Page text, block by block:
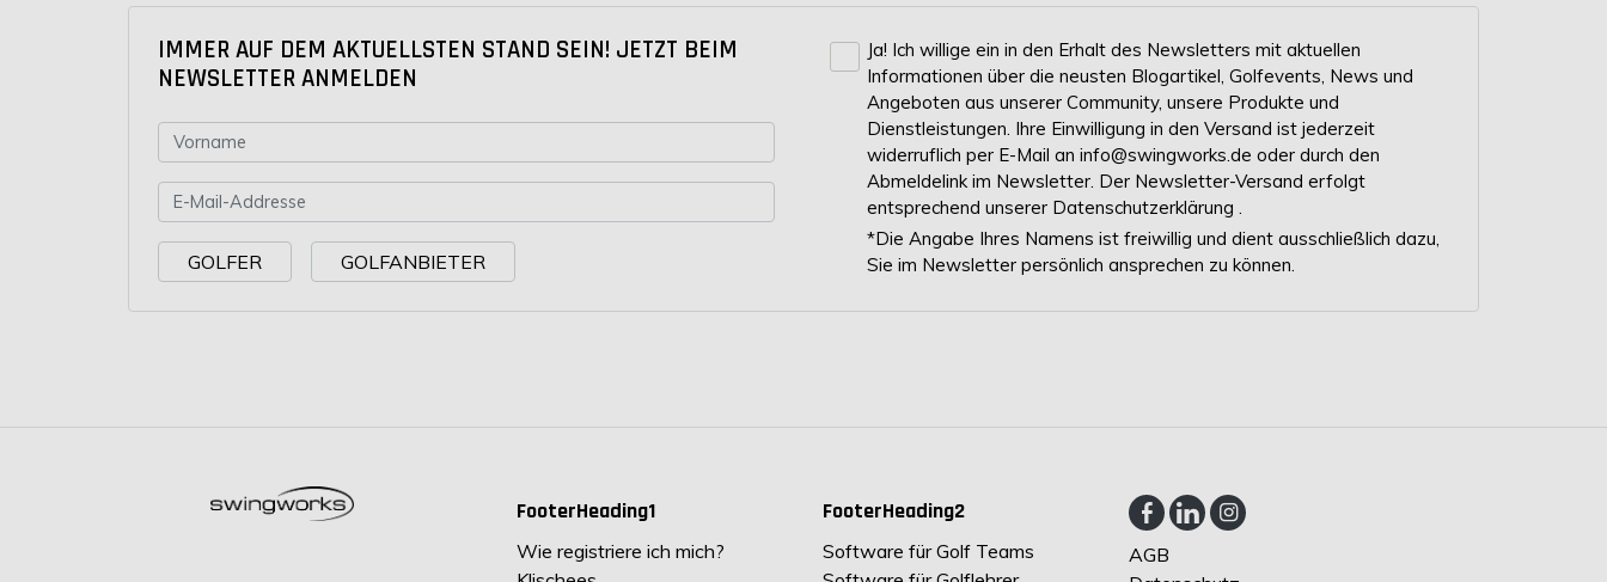
IMMER AUF DEM AKTUELLSTEN STAND SEIN! JETZT BEIM
NEWSLETTER ANMELDEN
GOLFER GOLFANBIETER
Ja! Ich willige ein in den Erhalt des Newsletters mit aktuellen
Informationen über die neusten Blogartikel, Golfevents, News und
Angeboten aus unserer Community, unsere Produkte und
Dienstleistungen. Ihre Einwilligung in den Versand ist jederzeit
widerruflich per E-Mail an info@swingworks.de oder durch den
Abmeldelink im Newsletter. Der Newsletter-Versand erfolgt
entsprechend unserer Datenschutzerklärung
*Die Angabe Ihres Namens ist freiwillig und dient ausschließlich dazu,
Sie im Newsletter persönlich ansprechen zu können.
FooterHeading1
Wie registriere ich mich?
FooterHeading2
Software für Golf Teams
AGB